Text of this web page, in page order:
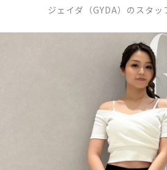
ジェイダ（GYDA）のスタッ